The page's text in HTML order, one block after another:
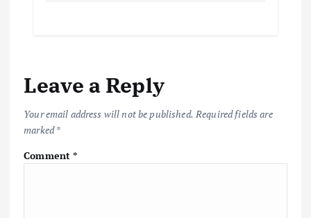
Leave a Reply
Your email address will not be published. Required fields are
marked*
Comment*